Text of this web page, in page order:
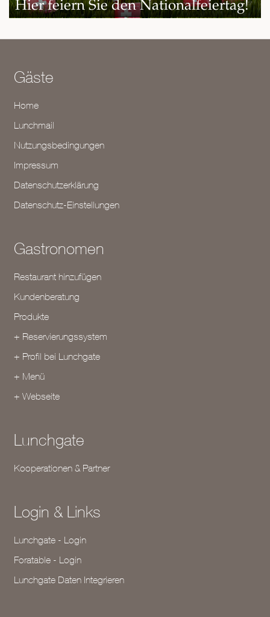
Hier feiern Sie den Nationalfeiertag!
Gäste
Home
Lunchmail
Nutzungsbedingungen
Impressum
Datenschutzerklärung
Datenschutz-Einstellungen
Gastronomen
Restaurant hinzufügen
Kundenberatung
Produkte
+ Reservierungssystem
+ Profil bei Lunchgate
+ Menü
+ Webseite
Lunchgate
Kooperationen & Partner
Login & Links
Lunchgate - Login
Foratable - Login
Lunchgate Daten Integrieren